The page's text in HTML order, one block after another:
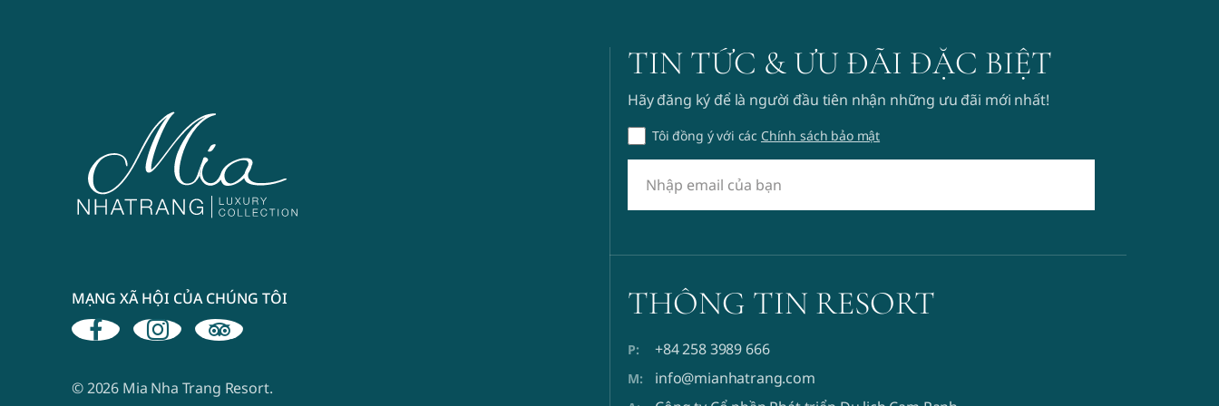
MẠNG XÃ HỘI CỦA CHÚNG TÔI
© 2026 Mia Nha Trang Resort.
TIN TỨC & ƯU ĐÃI ĐẶC BIỆT
Hãy đăng ký để là người đầu tiên nhận những ưu đãi mới nhất!
Tôi đồng ý với các Chính sách bảo mật
THÔNG TIN RESORT
+84 258 3989 666
info@mianhatrang.com